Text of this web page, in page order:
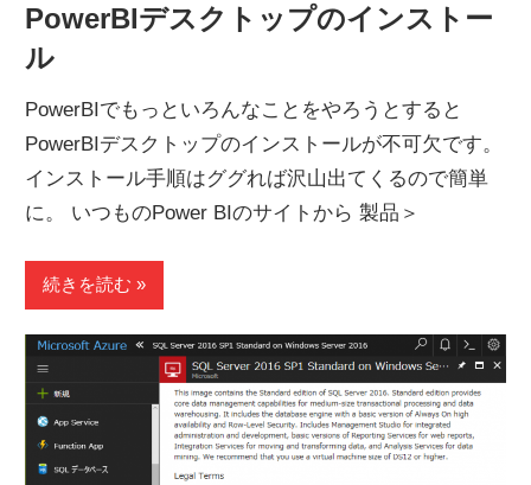
PowerBIデスクトップのインストー
ル
PowerBIでもっといろんなことをやろうとすると
PowerBIデスクトップのインストールが不可欠です。
インストール手順はググれば沢山出てくるので簡単
に。 いつものPower BIのサイトから 製品＞
続きを読む